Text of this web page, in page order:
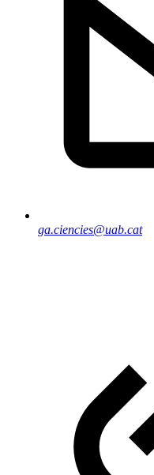
ga.ciencies@uab.cat